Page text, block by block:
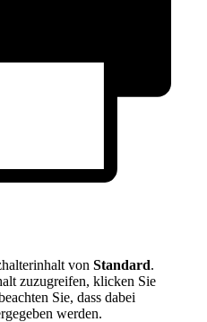
vonStandard.
zuzugreifen, klicken Sie
Sie, dass dabei
werden.